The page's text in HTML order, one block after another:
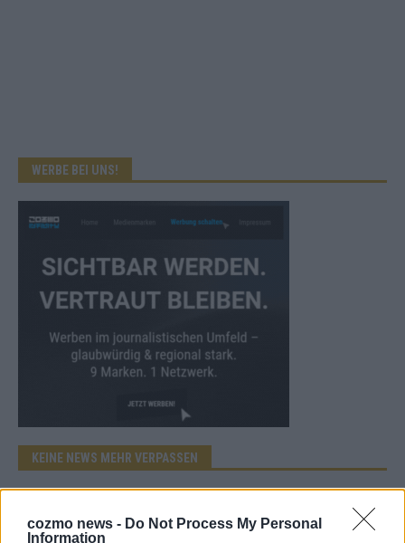
cozmo news - Do Not Process My Personal
Information
WERBE BEI UNS!
KEINE NEWS MEHR VERPASSEN